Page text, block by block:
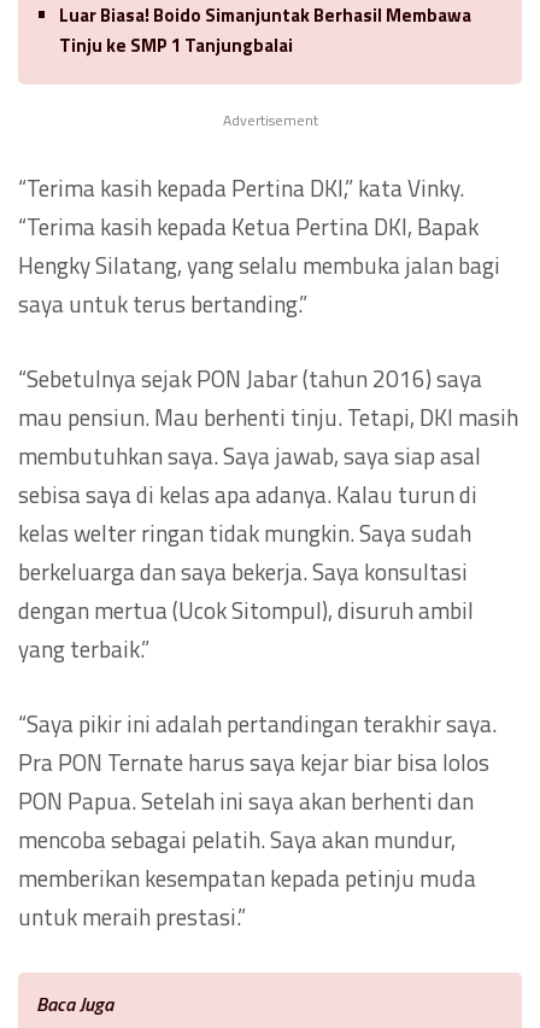
Luar Biasa! Boido Simanjuntak Berhasil Membawa
Tinju ke SMP 1 Tanjungbalai
Advertisement
“Terima kasih kepada Pertina DKI,” kata Vinky.
“Terima kasih kepada Ketua Pertina DKI, Bapak
Hengky Silatang, yang selalu membuka jalan bagi
saya untuk terus bertanding.”
“Sebetulnya sejak PON Jabar (tahun 2016) saya
mau pensiun. Mau berhenti tinju. Tetapi, DKI masih
membutuhkan saya. Saya jawab, saya siap asal
sebisa saya di kelas apa adanya. Kalau turun di
kelas welter ringan tidak mungkin. Saya sudah
berkeluarga dan saya bekerja. Saya konsultasi
dengan mertua (Ucok Sitompul), disuruh ambil
yang terbaik.”
“Saya pikir ini adalah pertandingan terakhir saya.
Pra PON Ternate harus saya kejar biar bisa lolos
PON Papua. Setelah ini saya akan berhenti dan
mencoba sebagai pelatih. Saya akan mundur,
memberikan kesempatan kepada petinju muda
untuk meraih prestasi.”
Baca Juga